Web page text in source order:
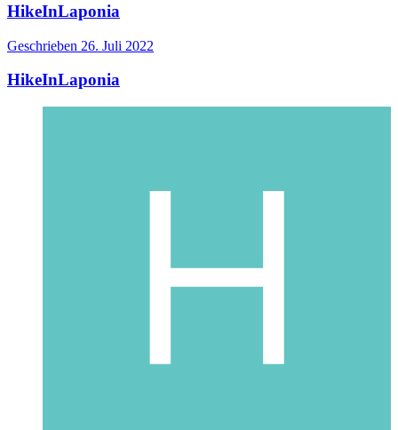
HikeInLaponia
Geschrieben 26. Juli 2022
HikeInLaponia